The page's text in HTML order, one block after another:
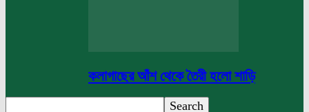
কলাগাছের আঁশ থেকে তৈরী হলো শাড়ি